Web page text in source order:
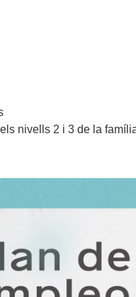
nivells 2 i 3 de la